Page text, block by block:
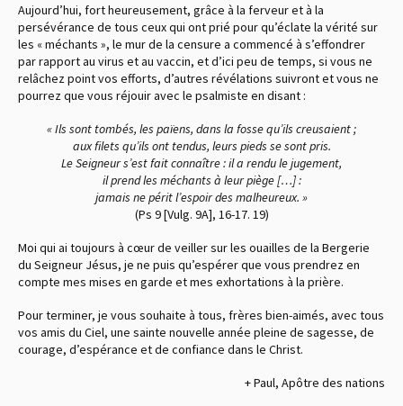
Aujourd’hui, fort heureusement, grâce à la ferveur et à la
persévérance de tous ceux qui ont prié pour qu’éclate la vérité sur
les « méchants », le mur de la censure a commencé à s’effondrer
par rapport au virus et au vaccin, et d’ici peu de temps, si vous ne
relâchez point vos efforts, d’autres révélations suivront et vous ne
pourrez que vous réjouir avec le psalmiste en disant :
« Ils sont tombés, les païens, dans la fosse qu’ils creusaient ;
aux filets qu’ils ont tendus, leurs pieds se sont pris.
Le Seigneur s’est fait connaître : il a rendu le jugement,
il prend les méchants à leur piège […] :
jamais ne périt l’espoir des malheureux. »
(Ps 9 [Vulg. 9A], 16-17. 19)
Moi qui ai toujours à cœur de veiller sur les ouailles de la Bergerie
du Seigneur Jésus, je ne puis qu’espérer que vous prendrez en
compte mes mises en garde et mes exhortations à la prière.
Pour terminer, je vous souhaite à tous, frères bien-aimés, avec tous
vos amis du Ciel, une sainte nouvelle année pleine de sagesse, de
courage, d’espérance et de confiance dans le Christ.
+ Paul, Apôtre des nations